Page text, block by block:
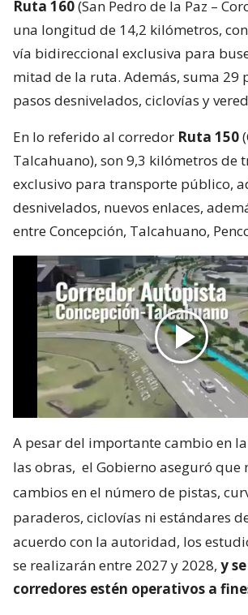
Ruta 160(San Pedro de la Paz –
una longitud de 14,2 kilómetros,
vía bidireccional exclusiva para
mitad de la ruta. Además, suma 29
pasos desnivelados, ciclovías y
En lo referido al corredor Ruta 150
Talcahuano), son 9,3 kilómetros de
exclusivo para transporte público,
desnivelados, nuevos enlaces,
entre Concepción, Talcahuano,
A pesar del importante cambio en
las obras, el Gobierno aseguró que
cambios en el número de pistas,
paraderos, ciclovías ni estándares
acuerdo con la autoridad, los
se realizarán entre 2027 y 2028, y
corredores estén operativos a